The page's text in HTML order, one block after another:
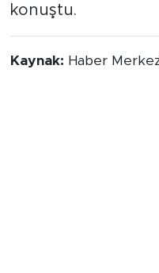
konuştu.
Kaynak: Haber